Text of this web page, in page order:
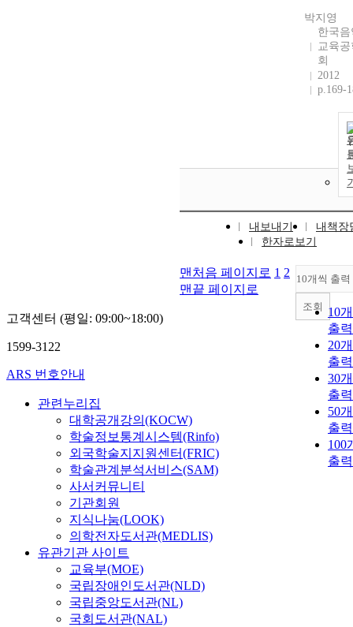
박지영
한국음
교육공
회
2012
p.169-
내보내기
내책장
한자로보기
10개씩 출력
10
출력
20
출력
30
출력
50
출력
100
출력
조회
맨처음 페이지로 1 2
맨끝 페이지로
고객센터 (평일: 09:00~18:00)
1599-3122
ARS 번호안내
관련누리집
대학공개강의(KOCW)
학술정보통계시스템(Rinfo)
외국학술지지원센터(FRIC)
학술관계분석서비스(SAM)
사서커뮤니티
기관회원
지식나눔(LOOK)
의학전자도서관(MEDLIS)
유관기관 사이트
교육부(MOE)
국립장애인도서관(NLD)
국립중앙도서관(NL)
국회도서관(NAL)